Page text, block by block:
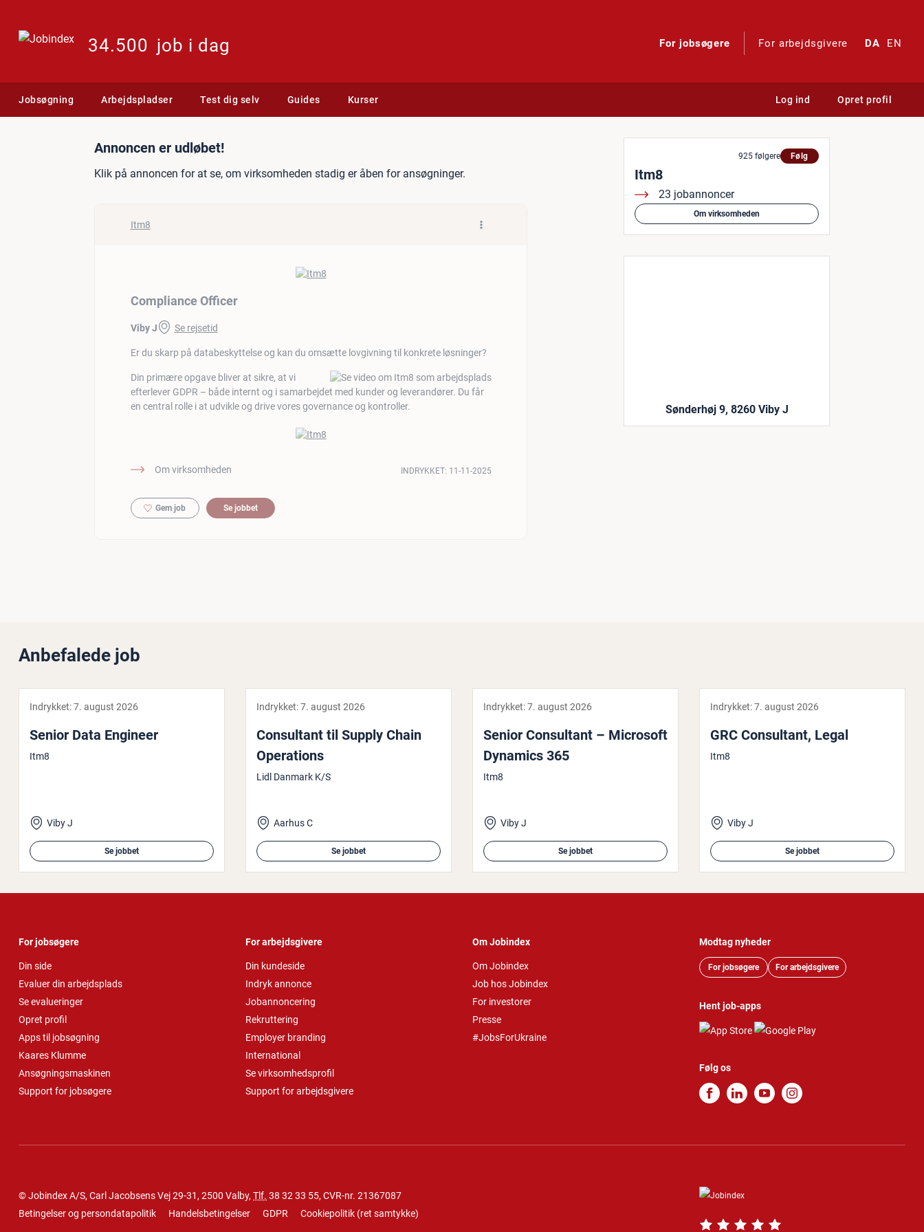
34.500 job i dag For jobsøgere For arbejdsgivere DA EN
Jobsøgning Arbejdspladser Test dig selv Guides Kurser Log ind Opret profil
Jobannonce: Compliance Officer
Annoncen er udløbet!
Klik på annoncen for at se, om virksomheden stadig er åben for ansøgninger.
Itm8
Compliance Officer
Viby J Se rejsetid
Er du skarp på databeskyttelse og kan du omsætte lovgivning til konkrete løsninger?
Din primære opgave bliver at sikre, at vi
efterlever GDPR – både internt og i samarbejdet med kunder og leverandører. Du får
en central rolle i at udvikle og drive vores governance og kontroller.
Om virksomheden INDRYKKET: 11-11-2025
Gem job Se jobbet
925 følgere Følg
Itm8
23 jobannoncer
Om virksomheden
Sønderhøj 9, 8260 Viby J
Anbefalede job
Indrykket:7. august 2026
Senior Data Engineer
Itm8
Viby J
Se jobbet
Indrykket:7. august 2026
Con­sul­tant til Supply Chain
Ope­ra­tions
Lidl Danmark K/S
Aarhus C
Se jobbet
Indrykket:7. august 2026
Senior Con­sul­tant – Microsoft
Dynamics 365
Itm8
Viby J
Se jobbet
Indrykket:7. august 2026
GRC Con­sul­tant, Legal
Itm8
Viby J
Se jobbet
For jobsøgere
Din side
Evaluer din arbejdsplads
Se evalueringer
Opret profil
Apps til jobsøgning
Kaares Klumme
Ansøgningsmaskinen
Support for jobsøgere
For arbejdsgivere
Din kundeside
Indryk annonce
Jobannoncering
Rekruttering
Employer branding
International
Se virksomhedsprofil
Support for arbejdsgivere
Om Jobindex
Om Jobindex
Job hos Jobindex
For investorer
Presse
#JobsForUkraine
Modtag nyheder
For jobsøgere For arbejdsgivere
Hent job-apps
Følg os
© Jobindex A/S, Carl Jacobsens Vej 29-31, 2500 Valby, Tlf. 38 32 33 55, CVR-nr. 21367087
Betingelser og persondatapolitik
Handelsbetingelser GDPR Cookiepolitik (ret samtykke)